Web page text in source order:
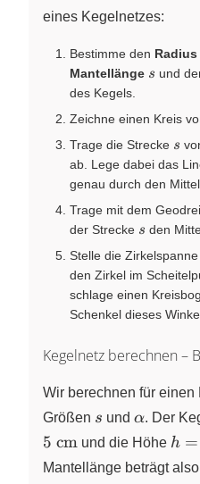
eines Kegelnetzes:
Bestimme den Radius
Mantellänge s
s und
des Kegels.
Zeichne einen Kreis
Trage die Strecke s
s
ab. Lege dabei das
genau durch den
Trage mit dem
der Strecke s
s den
Stelle die
den Zirkel im
schlage einen
Schenkel dieses
Kegelnetz berechnen –
Wir berechnen für
Größen s
s und \alpha
α. Der
5 cm und die Höhe h =
Mantellänge beträgt